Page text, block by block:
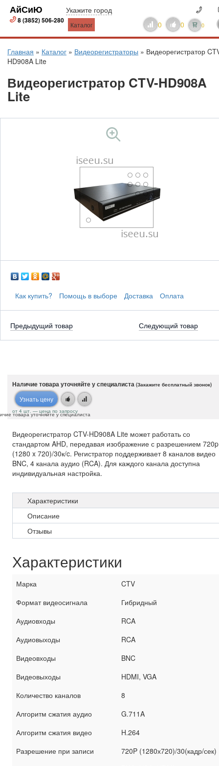
АйСиЮ
8 (3852) 506-280
Укажите город
Каталог 0 0 0
Главная » Каталог » Видеорегистраторы » Видеорегистратор
HD908A Lite
Видеорегистратор CTV-HD908A
Lite
Как купить? Помощь в выборе Доставка Оплата
Следующий товар
Предыдущий товар
Наличие товара уточняйте у специалиста (Закажите бесплатный звонок)
Узнать цену
товара уточняйте у специалиста
от 4 шт. — цена по запросу
Видеорегистратор CTV-HD908A Lite может работать со
стандартом AHD, передавая изображение с разрешением 720p
(1280 x 720)/30к/c. Регистратор поддерживает 8 каналов видео
BNC, 4 канала аудио (RCA). Для каждого канала доступна
индивидуальная настройка.
Характеристики
Описание
Отзывы
Характеристики
Марка
CTV
Формат видеосигнала
Гибридный
Аудиовходы
RCA
Аудиовыходы
RCA
Видеовходы
BNC
Видеовыходы
HDMI, VGA
Количество каналов
8
Алгоритм сжатия аудио
G.711A
Алгоритм сжатия видео
H.264
Разрешение при записи
720P (1280х720)/30(кадр/сек)